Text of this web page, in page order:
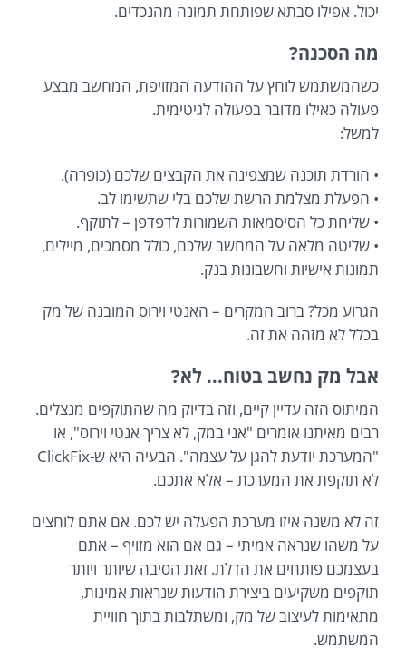
יכול. אפילו סבתא שפותחת תמונה מהנכדים.
מה הסכנה?
כשהמשתמש לוחץ על ההודעה המזויפת, המחשב מבצע
פעולה כאילו מדובר בפעולה לגיטימית.
למשל:
• הורדת תוכנה שמצפינה את הקבצים שלכם (כופרה).
• הפעלת מצלמת הרשת שלכם בלי שתשימו לב.
• שליחת כל הסיסמאות השמורות לדפדפן – לתוקף.
• שליטה מלאה על המחשב שלכם, כולל מסמכים, מיילים,
תמונות אישיות וחשבונות בנק.
הגרוע מכל? ברוב המקרים – האנטי וירוס המובנה של מק
בכלל לא מזהה את זה.
אבל מק נחשב בטוח... לא?
המיתוס הזה עדיין קיים, וזה בדיוק מה שהתוקפים מנצלים.
רבים מאיתנו אומרים "אני במק, לא צריך אנטי וירוס", או
"המערכת יודעת להגן על עצמה". הבעיה היא ש-ClickFix
לא תוקפת את המערכת – אלא אתכם.
זה לא משנה איזו מערכת הפעלה יש לכם. אם אתם לוחצים
על משהו שנראה אמיתי – גם אם הוא מזויף – אתם
בעצמכם פותחים את הדלת. זאת הסיבה שיותר ויותר
תוקפים משקיעים ביצירת הודעות שנראות אמינות,
מתאימות לעיצוב של מק, ומשתלבות בתוך חוויית
המשתמש.